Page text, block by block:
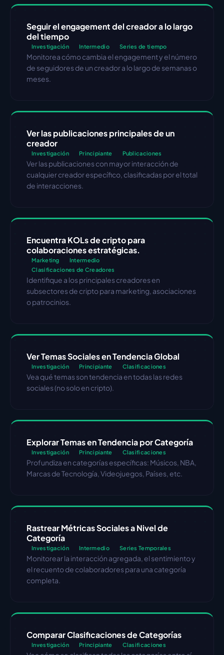
Seguir el engagement del creador a lo largo
del tiempo
Investigación Intermedio Series de tiempo
Monitorea cómo cambia el engagement y el número
de seguidores de un creador a lo largo de semanas o
meses.
Ver las publicaciones principales de un
creador
Investigación Principiante Publicaciones
Ver las publicaciones con mayor interacción de
cualquier creador específico, clasificadas por el total
de interacciones.
Encuentra KOLs de cripto para
colaboraciones estratégicas.
Marketing
Intermedio
Clasificaciones de Creadores
Identifique a los principales creadores en
subsectores de cripto para marketing, asociaciones
o patrocinios.
Ver Temas Sociales en Tendencia Global
Investigación Principiante Clasificaciones
Vea qué temas son tendencia en todas las redes
sociales (no solo en cripto).
Explorar Temas en Tendencia por Categoría
Investigación Principiante Clasificaciones
Profundiza en categorías específicas: Músicos, NBA,
Marcas de Tecnología, Videojuegos, Países, etc.
Rastrear Métricas Sociales a Nivel de
Categoría
Investigación Intermedio Series Temporales
Monitorear la interacción agregada, el sentimiento y
el recuento de colaboradores para una categoría
completa.
Comparar Clasificaciones de Categorías
Investigación Principiante Clasificaciones